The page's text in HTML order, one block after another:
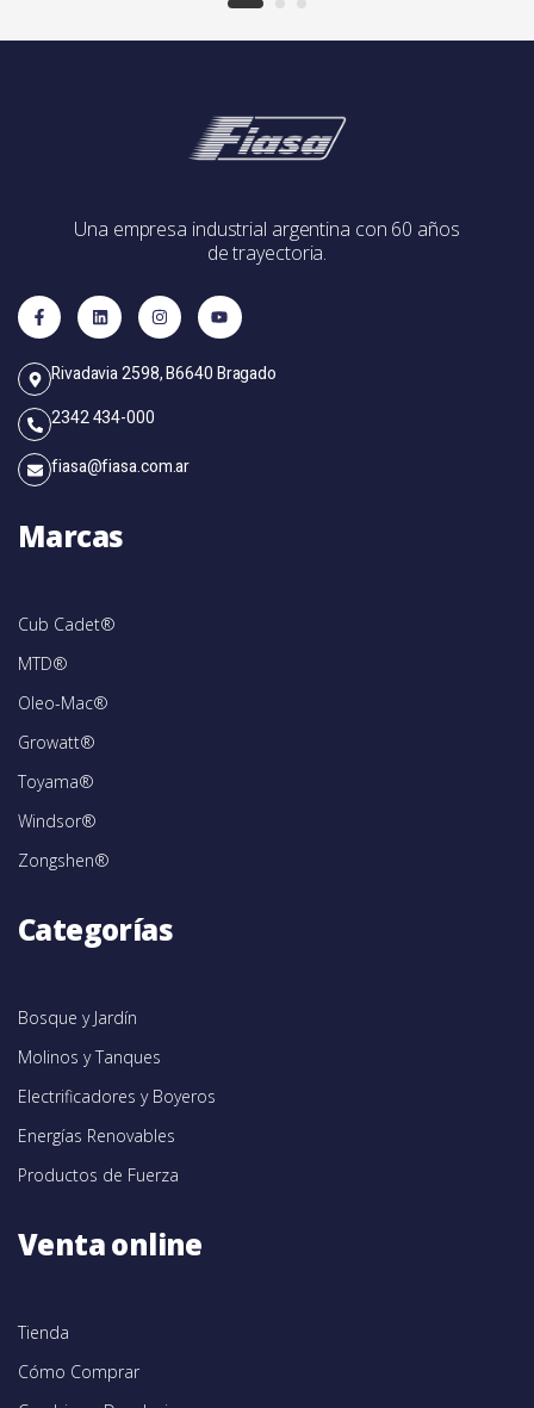
Una empresa industrial argentina con 60 años
de trayectoria.
Rivadavia 2598, B6640 Bragado
2342 434-000
fiasa@fiasa.com.ar
Marcas
Cub Cadet®
MTD®
Oleo-Mac®
Growatt®
Toyama®
Windsor®
Zongshen®
Categorías
Bosque y Jardín
Molinos y Tanques
Electrificadores y Boyeros
Energías Renovables
Productos de Fuerza
Venta online
Tienda
Cómo Comprar